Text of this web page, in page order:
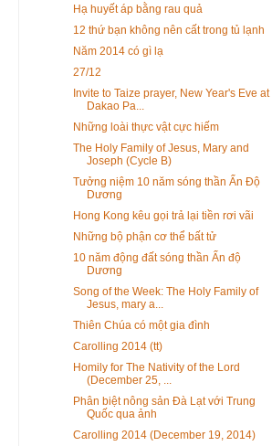
Hạ huyết áp bằng rau quả
12 thứ bạn không nên cất trong tủ lạnh
Năm 2014 có gì lạ
27/12
Invite to Taize prayer, New Year's Eve at
Dakao Pa...
Những loài thực vật cực hiếm
The Holy Family of Jesus, Mary and
Joseph (Cycle B)
Tưởng niệm 10 năm sóng thần Ấn Độ
Dương
Hong Kong kêu gọi trả lại tiền rơi vãi
Những bộ phận cơ thể bất tử
10 năm động đất sóng thần Ấn độ
Dương
Song of the Week: The Holy Family of
Jesus, mary a...
Thiên Chúa có một gia đình
Carolling 2014 (tt)
Homily for The Nativity of the Lord
(December 25, ...
Phân biệt nông sản Đà Lạt với Trung
Quốc qua ảnh
Carolling 2014 (December 19, 2014)